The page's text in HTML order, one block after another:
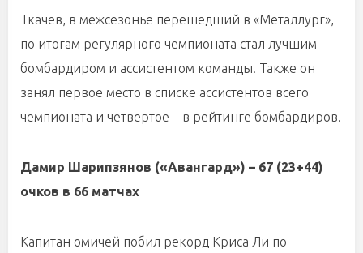
Ткачев, в межсезонье перешедший в «Металлург»,
по итогам регулярного чемпионата стал лучшим
бомбардиром и ассистентом команды. Также он
занял первое место в списке ассистентов всего
чемпионата и четвертое – в рейтинге бомбардиров.
Дамир Шарипзянов («Авангард») – 67 (23+44)
очков в 66 матчах
Капитан омичей побил рекорд Криса Ли по